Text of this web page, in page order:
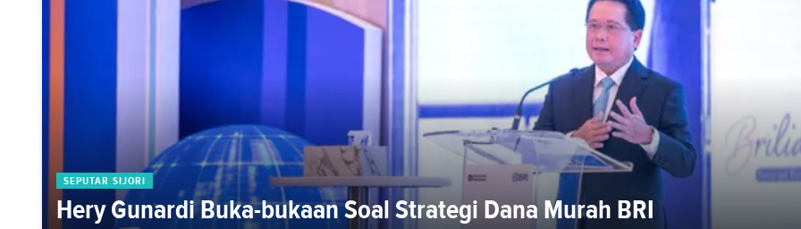
SEPUTAR SIJORI
Hery Gunardi Buka-bukaan Soal Strategi Dana Murah BRI